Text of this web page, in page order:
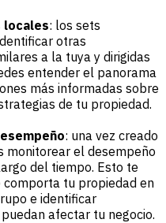
locales: los sets
otras
a la tuya y dirigidas
entender el panorama
más informadas sobre
de tu propiedad.
: una vez creado
monitorear el desempeño
del tiempo. Esto te
tu propiedad en
e identificar
afectar tu negocio.